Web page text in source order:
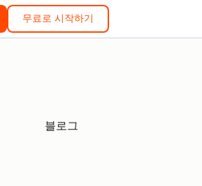
무료로 시작하기
블로그